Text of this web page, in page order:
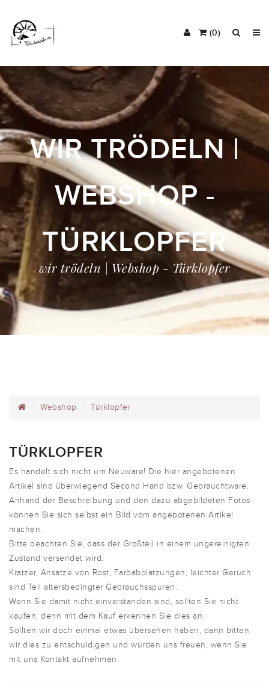
(0)
WIR TRÖDELN |
WEBSHOP -
TÜRKLOPFER
wir trödeln | Webshop - Türklopfer
Webshop Türklopfer
TÜRKLOPFER
Es handelt sich nicht um Neuware! Die hier angebotenen
Artikel sind überwiegend Second Hand bzw. Gebrauchtware.
Anhand der Beschreibung und den dazu abgebildeten Fotos
können Sie sich selbst ein Bild vom angebotenen Artikel
machen.
Bitte beachten Sie, dass der Großteil in einem ungereinigten
Zustand versendet wird.
Kratzer, Ansätze von Rost, Farbabplatzungen, leichter Geruch
sind Teil altersbedingter Gebrauchsspuren.
Wenn Sie damit nicht einverstanden sind, sollten Sie nicht
kaufen, denn mit dem Kauf erkennen Sie dies an.
Sollten wir doch einmal etwas übersehen haben, dann bitten
wir dies zu entschuldigen und würden uns freuen, wenn Sie
mit uns Kontakt aufnehmen.